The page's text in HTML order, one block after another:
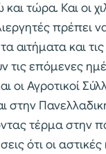
τώρα. Και οι
πρέπει
αιτήματα και τις
τις επόμενες
οι Αγροτικοί
στην
τέρμα στην
ότι οι